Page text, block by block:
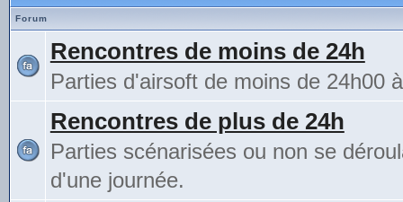
Forum
Rencontres de moins de 24h
Parties d'airsoft de moins de 24h00
Rencontres de plus de 24h
Parties scénarisées ou non se
d'une journée.